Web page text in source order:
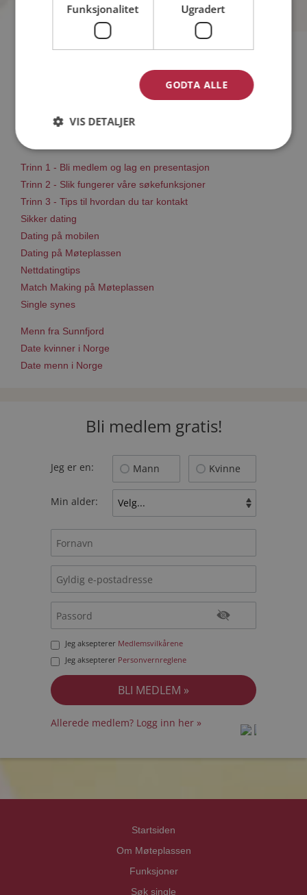
På Møteplassen kan du bli medlem og søke blant tusenvis av
datinginteresserte single i Sunnfjord
Läs mer
Trinn 1 - Bli medlem og lag en presentasjon
Trinn 2 - Slik fungerer våre søkefunksjoner
Trinn 3 - Tips til hvordan du tar kontakt
Sikker dating
Dating på mobilen
Dating på Møteplassen
Nettdatingtips
Match Making på Møteplassen
Single synes
Menn fra Sunnfjord
Date kvinner i Norge
Date menn i Norge
Bli medlem gratis!
Jeg er en: Mann Kvinne
Min alder:
Jeg aksepterer Medlemsvilkårene
Jeg aksepterer Personvernreglene
Allerede medlem? Logg inn her »
Startsiden
Om Møteplassen
Funksjoner
Søk single
Funksjonalitet Ugradert
GODTA ALLE
VIS DETALJER